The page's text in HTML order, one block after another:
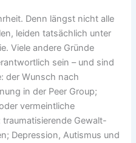
Denn längst nicht alle
leiden tatsächlich unter
Viele andere Gründe
sein – und sind
der Wunsch nach
in der Peer Group;
vermeintliche
Gewalt-
Depression, Autismus und